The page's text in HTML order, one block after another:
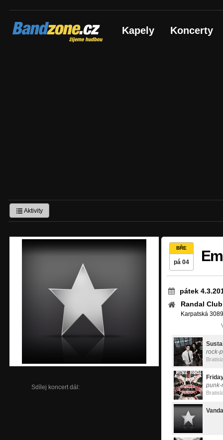
Bandzone.cz
žijeme hudbou Kapely Koncerty
Aktivity
Sdílej koncert dál:
BŘE
pá 04
pátek
Randal Club
Karpatská
rock-
punk-
Vanda